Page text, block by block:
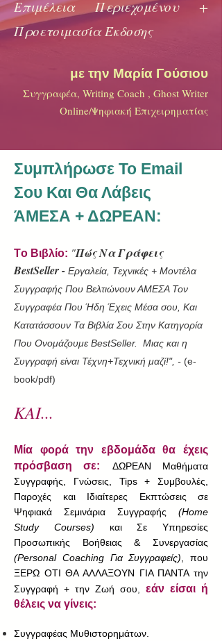
Επιμέλεια Περιεχομένου +
Προετοιμασία Έκδοσης
με την Μαρία Γούσιου
Συγγραφέα, Writing Coach , Ghost Writer
Online/Ψηφιακή Επιχειρηματίας
Συμπλήρωσε Το Email
Σου Και Θα Λάβεις
ΆΜΕΣΑ + ΔΩΡΕΑΝ:
Tο Βιβλίο: "Πώς Nα Γράφεις
BestSeller - Εργαλεία, Τεχνικές + Μοντέλα
Συγγραφής Που Βελτιώνουν ΑΜΕΣΑ Τον
Συγγραφέα Που Ήδη Έχεις Μέσα σου, Και
Κατατάσσουν Τα Βιβλία Σου Στην Κατηγορία
Που Ονομάζουμε BestSeller. Μιας και η
Συγγραφή είναι Τέχνη+Τεχνική μαζί!", - (e-
book/pdf)
ΚΑΙ...
Μία φορά την εβδομάδα θα έχεις
πρόσβαση σε:
ΔΩΡΕΑΝ Μαθήματα
Συγγραφής, Γνώσεις, Tips + Συμβουλές,
Παροχές και Ιδιαίτερες Εκπτώσεις σε
Ψηφιακά Σεμινάρια Συγγραφής (Home
Study Courses) και Σε Υπηρεσίες
Προσωπικής Βοήθειας & Συνεργασίας
(Personal Coaching Για Συγγραφείς) , που
ΞΕΡΩ ΟΤΙ ΘΑ ΑΛΛΑΞΟΥΝ ΓΙΑ ΠΑΝΤΑ την
Συγγραφή + την Ζωή σου
εάν είσαι ή
θέλεις να γίνεις:
Συγγραφέας Μυθιστορημάτων.